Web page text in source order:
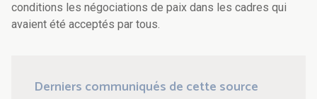
conditions les négociations de paix dans les cadres qui
avaient été acceptés par tous.
Derniers communiqués de cette source